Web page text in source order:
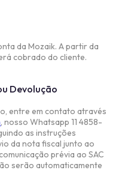
da Mozaik. A partir da
cobrado do cliente.
Devolução
entre em contato através
, nosso Whatsapp 11 4858-
as instruções
da nota fiscal junto ao
prévia ao SAC
serão automaticamente